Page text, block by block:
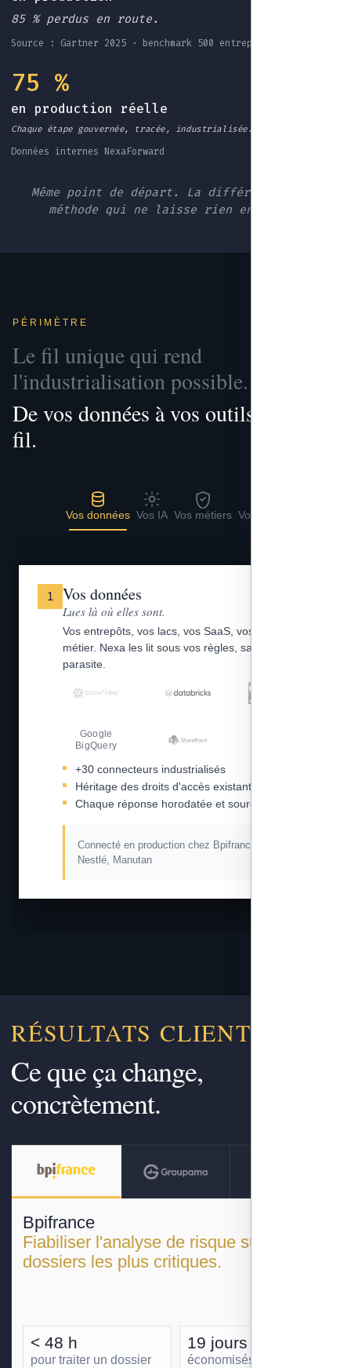
85 % perdus en route.
Source : Gartner 2025 · benchmark 500 entreprises EU
75 %
en production réelle
Chaque étape gouvernée, tracée, industrialisée.
Données internes NexaForward
Même point de départ. La différence : une
méthode qui ne laisse rien en route.
PÉRIMÈTRE
Le fil unique qui rend
l'industrialisation possible.
De vos données à vos outils, un seul
fil.
Vos données Vos IA Vos métiers Vos outils
1 Vos données
Lues là où elles sont.
Vos entrepôts, vos lacs, vos SaaS, vos fichiers
métier. Nexa les lit sous vos règles, sans copie
parasite.
Google
BigQuery
+30 connecteurs industrialisés
Héritage des droits d'accès existants
Chaque réponse horodatée et sourcée
Connecté en production chez Bpifrance, L'Oréal,
Nestlé, Manutan
RÉSULTATS CLIENTS
Ce que ça change,
concrètement.
Bpifrance
Fiabiliser l'analyse de risque sur les
dossiers les plus critiques.
< 48 h
pour traiter un dossier
19 jours
économisés par